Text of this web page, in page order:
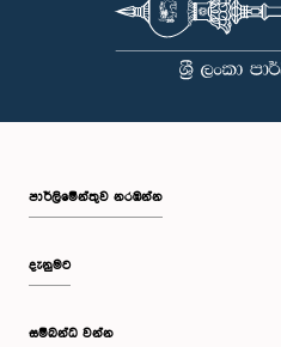
පාර්ලි‌මේන්තුව නරඹන්න
දැනුමට
සම්බන්ධ වන්න